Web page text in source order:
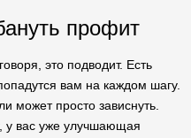
профит
это подводит. Есть
вам на каждом шагу.
может просто зависнуть.
у вас уже улучшающая